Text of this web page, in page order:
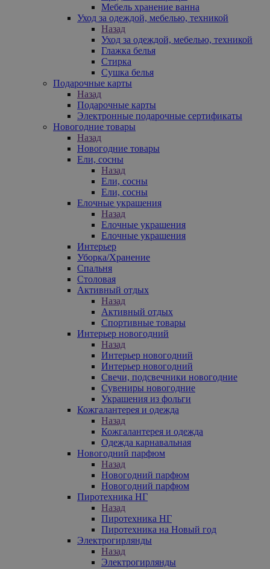
Мебель хранение ванна
Уход за одеждой, мебелью, техникой
Назад
Уход за одеждой, мебелью, техникой
Глажка белья
Стирка
Сушка белья
Подарочные карты
Назад
Подарочные карты
Электронные подарочные сертификаты
Новогодние товары
Назад
Новогодние товары
Ели, сосны
Назад
Ели, сосны
Ели, сосны
Елочные украшения
Назад
Елочные украшения
Елочные украшения
Интерьер
Уборка/Хранение
Спальня
Столовая
Активный отдых
Назад
Активный отдых
Спортивные товары
Интерьер новогодний
Назад
Интерьер новогодний
Интерьер новогодний
Свечи, подсвечники новогодние
Сувениры новогодние
Украшения из фольги
Кожгалантерея и одежда
Назад
Кожгалантерея и одежда
Одежда карнавальная
Новогодний парфюм
Назад
Новогодний парфюм
Новогодний парфюм
Пиротехника НГ
Назад
Пиротехника НГ
Пиротехника на Новый год
Электрогирлянды
Назад
Электрогирлянды